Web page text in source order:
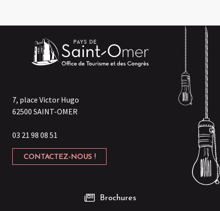
7, place Victor Hugo
62500 SAINT-OMER
03 21 98 08 51
CONTACTEZ-NOUS !
Brochures